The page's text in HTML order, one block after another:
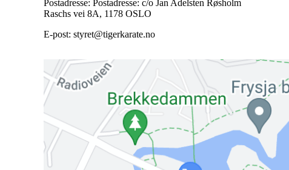
Postadresse: Postadresse: c/o Jan Adelsten Røsholm
Raschs vei 8A, 1178 OSLO
E-post: styret@tigerkarate.no